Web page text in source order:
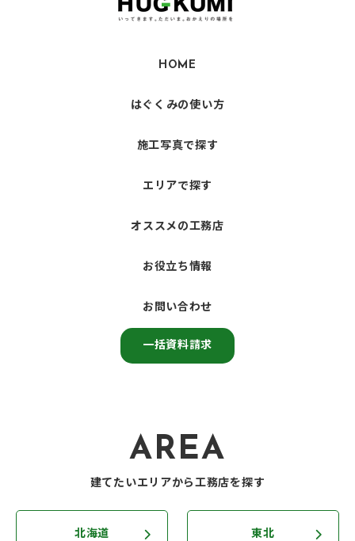
HOME
はぐくみの使い方
施工写真で探す
エリアで探す
オススメの工務店
お役立ち情報
お問い合わせ
一括資料請求
AREA
建てたいエリアから工務店を探す
北海道 東北